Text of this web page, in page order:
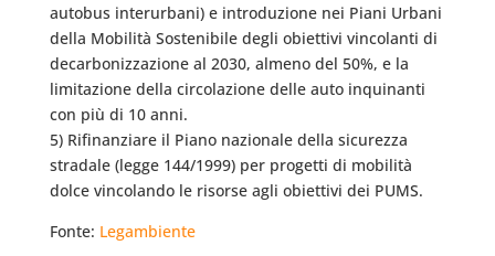
autobus interurbani) e introduzione nei Piani Urbani
della Mobilità Sostenibile degli obiettivi vincolanti di
decarbonizzazione al 2030, almeno del 50%, e la
limitazione della circolazione delle auto inquinanti
con più di 10 anni.
5) Rifinanziare il Piano nazionale della sicurezza
stradale (legge 144/1999) per progetti di mobilità
dolce vincolando le risorse agli obiettivi dei PUMS.
Fonte: Legambiente